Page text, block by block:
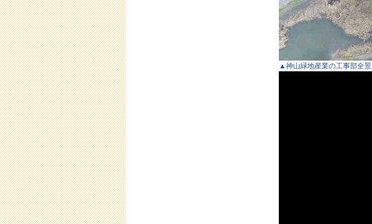
▲神山緑地産業の工事部全景